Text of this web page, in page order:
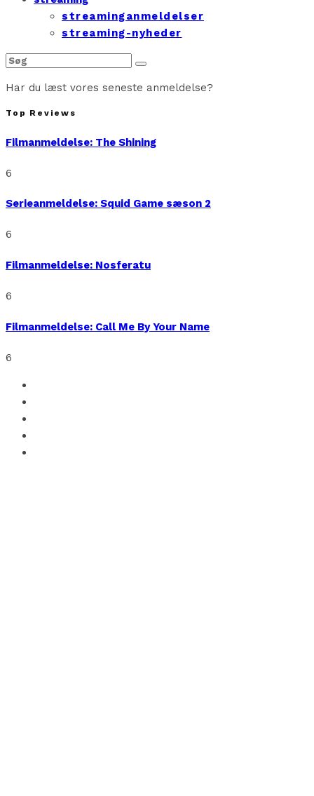
streaminganmeldelser
streaming-nyheder
Har du læst vores seneste anmeldelse?
Top Reviews
Filmanmeldelse: The Shining
6
Serieanmeldelse: Squid Game sæson 2
6
Filmanmeldelse: Nosferatu
6
Filmanmeldelse: Call Me By Your Name
6